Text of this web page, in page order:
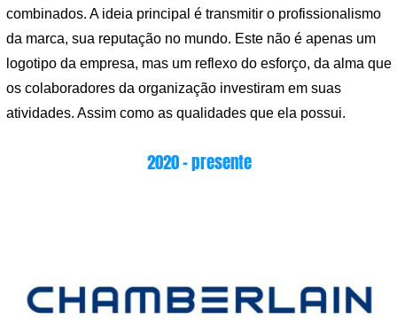
combinados. A ideia principal é transmitir o profissionalismo
da marca, sua reputação no mundo. Este não é apenas um
logotipo da empresa, mas um reflexo do esforço, da alma que
os colaboradores da organização investiram em suas
atividades. Assim como as qualidades que ela possui.
2020 – presente